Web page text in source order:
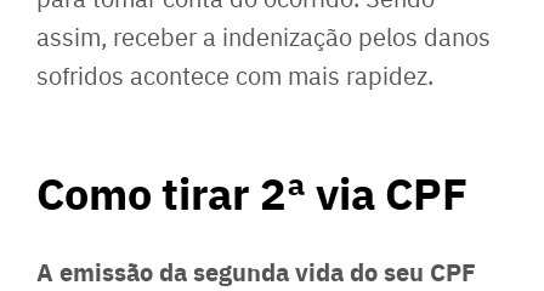
assim, receber a indenização pelos danos
sofridos acontece com mais rapidez.
Como tirar 2ª via CPF
A emissão da segunda vida do seu CPF